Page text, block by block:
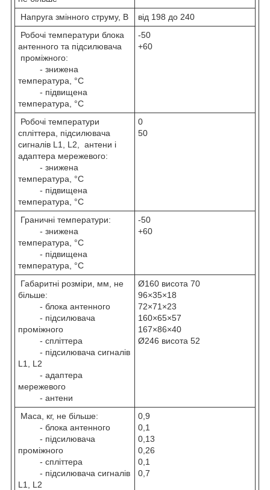
Напруга змінного струму, В
від 198 до 240
Робочі температури блока
антенного та підсилювача
проміжного:
- знижена
температура, °С
- підвищена
температура, °С
-50
+60
Робочі температури
спліттера, підсилювача
сигналів L1, L2, антени і
адаптера мережевого:
- знижена
температура, °С
- підвищена
температура, °С
0
50
Граничні температури:
- знижена
температура, °С
- підвищена
температура, °С
-50
+60
Габаритні розміри, мм, не
більше:
- блока антенного
- підсилювача
проміжного
- спліттера
- підсилювача сигналів
L1, L2
- адаптера
мережевого
- антени
Ø160 висота 70
96×35×18
72×71×23
160×65×57
167×86×40
Ø246 висота 52
Маса, кг, не більше:
- блока антенного
- підсилювача
проміжного
- спліттера
- підсилювача сигналів
L1, L2
0,9
0,1
0,13
0,26
0,1
0,7